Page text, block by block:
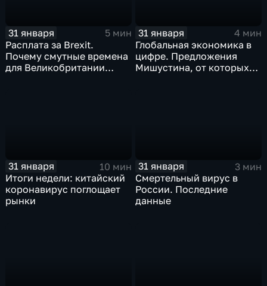
31 января
5 мин
Расплата за Brexit.
Почему смутные времена
для Великобритании
31 января
4 мин
Глобальная экономика в
цифре. Предложения
Мишустина, от которых
31 января
10 мин
Итоги недели: китайский
коронавирус поглощает
рынки
31 января
3 мин
Смертельный вирус в
России. Последние
данные